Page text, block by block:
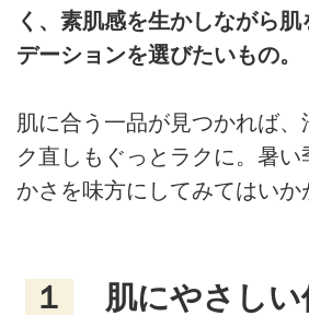
く、素肌感を生かしながら
デーションを選びたいもの。
肌に合う一品が見つかれば、
ク直しもぐっとラクに。暑い
かさを味方にしてみてはいか
１
肌にやさしい